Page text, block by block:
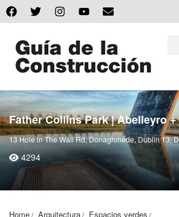
Father Collins Park | Abelleyro
13 Hole in The Wall Rd, Donaghmede, Dublin 13,
4294
Home Arquitectura
Espacios verdes